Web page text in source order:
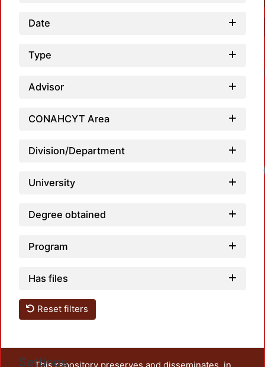
Date
Type
Advisor
CONAHCYT Area
Division/Department
University
Degree obtained
Program
Has files
Reset filters
Settings